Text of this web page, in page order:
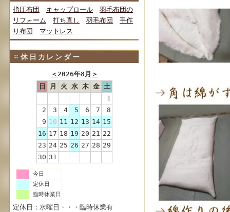
指圧布団 キャップロール
羽毛布団の
リフォーム
打ち直し 羽毛布団
手作
り布団
マットレス
休日カレンダー
＜2026年8月 ＞
日
月 火 水 木 金 土
1
2
3 4 5 6 7
8
9 10 11 12 13 14 15
16 17 18 19 20 21 22
23 24 25 26 27 28 29
30 31
今日
定休日
臨時休業日
定休日；水曜日・・・臨時休業有